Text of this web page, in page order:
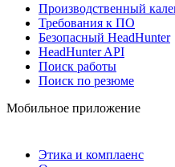
Производственный
Требования к ПО
Безопасный HeadHunter
HeadHunter API
Поиск работы
Поиск по резюме
Мобильное приложение
Этика и комплаенс